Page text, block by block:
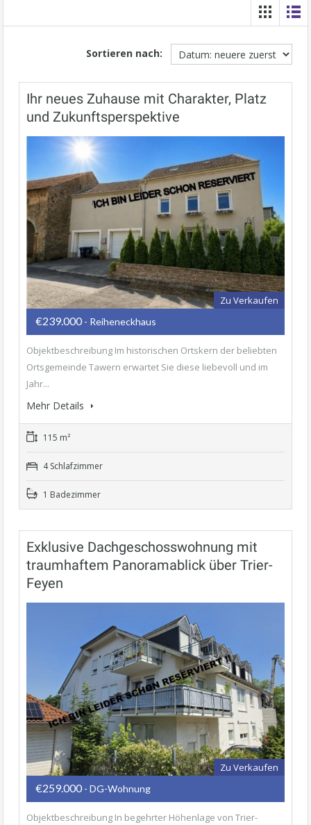
Sortieren nach:
Ihr neues Zuhause mit Charakter, Platz
und Zukunftsperspektive
Zu Verkaufen
€239.000 - Reiheneckhaus
Objektbeschreibung Im historischen Ortskern der beliebten
Ortsgemeinde Tawern erwartet Sie diese liebevoll und im
Jahr...
Mehr Details
115 m²
4 Schlafzimmer
1 Badezimmer
Exklusive Dachgeschosswohnung mit
traumhaftem Panoramablick über Trier-
Feyen
Zu Verkaufen
€259.000 - DG-Wohnung
Objektbeschreibung In begehrter Höhenlage von Trier-